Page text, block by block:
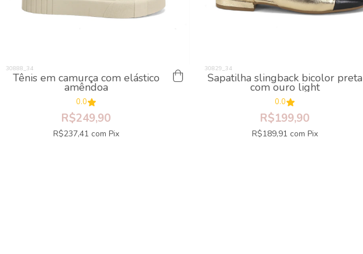
Tênis em camurça com elástico
amêndoa
0.0
R$249,90
R$237,41 com Pix
Sapatilha slingback bicolor preta
com ouro light
0.0
R$199,90
R$189,91 com Pix